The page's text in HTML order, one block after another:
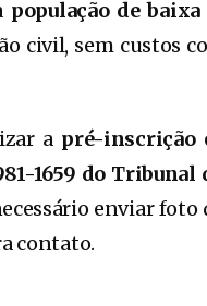
população de
civil, sem custos
a pré-inscrição
1659 do Tribunal
enviar
contato.